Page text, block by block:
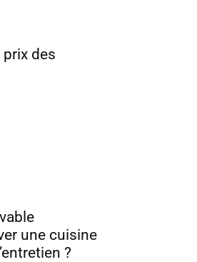
des
une cuisine
?